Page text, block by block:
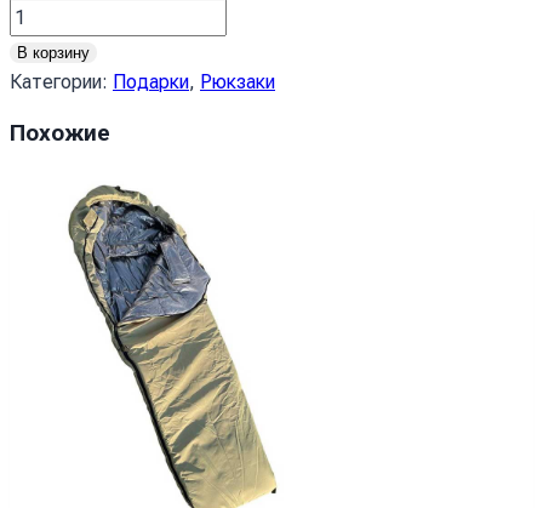
Количество
товара
Рюкзак
Казковий
Fairytale
В корзину
Категории: Подарки, Рюкзаки
Похожие